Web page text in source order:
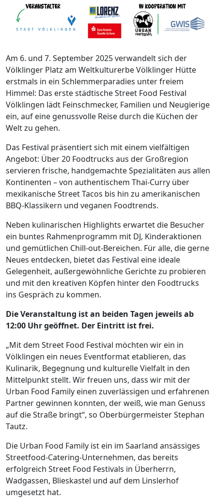
Am 6. und 7. September 2025 verwandelt sich der
Völklinger Platz am Weltkulturerbe Völklinger Hütte
erstmals in ein Schlemmerparadies unter freiem
Himmel: Das erste städtische Street Food Festival
Völklingen lädt Feinschmecker, Familien und Neugierige
ein, auf eine genussvolle Reise durch die Küchen der
Welt zu gehen.
Das Festival präsentiert sich mit einem vielfältigen
Angebot: Über 20 Foodtrucks aus der Großregion
servieren frische, handgemachte Spezialitäten aus allen
Kontinenten – von authentischem Thai-Curry über
mexikanische Street Tacos bis hin zu amerikanischen
BBQ-Klassikern und veganen Foodtrends.
Neben kulinarischen Highlights erwartet die Besucher
ein buntes Rahmenprogramm mit DJ, Kinderaktionen
und gemütlichen Chill-out-Bereichen. Für alle, die gerne
Neues entdecken, bietet das Festival eine ideale
Gelegenheit, außergewöhnliche Gerichte zu probieren
und mit den kreativen Köpfen hinter den Foodtrucks
ins Gespräch zu kommen.
Die Veranstaltung ist an beiden Tagen jeweils ab
12:00 Uhr geöffnet. Der Eintritt ist frei.
„Mit dem Street Food Festival möchten wir ein in
Völklingen ein neues Eventformat etablieren, das
Kulinarik, Begegnung und kulturelle Vielfalt in den
Mittelpunkt stellt. Wir freuen uns, dass wir mit der
Urban Food Family einen zuverlässigen und erfahrenen
Partner gewinnen konnten, der weiß, wie man Genuss
auf die Straße bringt“, so Oberbürgermeister Stephan
Tautz.
Die Urban Food Family ist ein im Saarland ansässiges
Streetfood-Catering-Unternehmen, das bereits
erfolgreich Street Food Festivals in Überherrn,
Wadgassen, Blieskastel und auf dem Linslerhof
umgesetzt hat.